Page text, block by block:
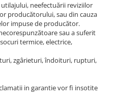
neefectuării reviziilor
producătorului, sau din cauza
impuse de producător.
sau a suferit
termice, electrice,
zgârieturi, îndoituri, rupturi,
in garantie vor fi insotite